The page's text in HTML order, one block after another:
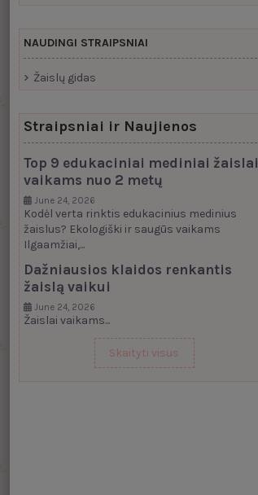
NAUDINGI STRAIPSNIAI
Žaislų gidas
Straipsniai ir Naujienos
Top 9 edukaciniai mediniai žaislai
vaikams nuo 2 metų
June 24, 2026
Kodėl verta rinktis edukacinius medinius
žaislus? Ekologiški ir saugūs vaikams
Ilgaamžiai,...
Dažniausios klaidos renkantis
žaislą vaikui
June 24, 2026
Žaislai vaikams...
Skaityti visus